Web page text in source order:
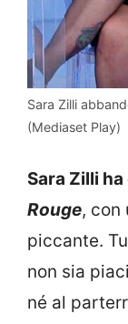
Sara Zilli
(Mediaset Play)
Sara Zilli
Rouge, con
piccante.
non sia
né al